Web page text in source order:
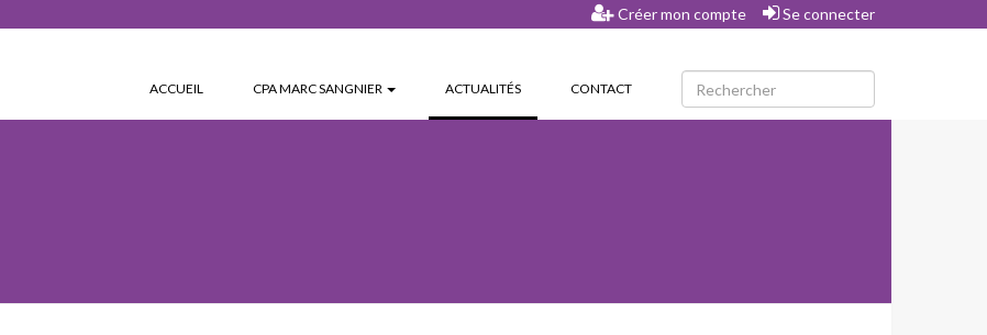
Créer mon compte Se connecter
ACCUEIL CPA MARC SANGNIER ACTUALITÉS(CURRENT)CONTACT